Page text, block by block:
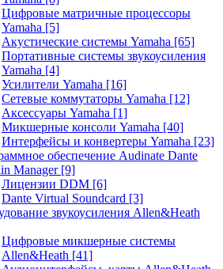
Цифровые матричные процессоры
Yamaha [5]
Акустические системы Yamaha [65]
Портативные системы звукоусиления
Yamaha [4]
Усилители Yamaha [16]
Сетевые коммутаторы Yamaha [12]
Аксессуары Yamaha [1]
Микшерные консоли Yamaha [40]
Интерфейсы и конвертеры Yamaha [23]
обеспечение Audinate Dante
Manager [9]
Лицензии DDM [6]
Dante Virtual Soundcard [3]
звукоусиления Allen&Heath
Цифровые микшерные системы
Allen&Heath [41]